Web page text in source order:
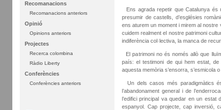
Recomanacions
Recomanacions anteriors
Opinió
Opinions anteriors
Projectes
Recerca colombina
Ràdio Liberty
Conferències
Conferències anteriors
Ens agrada repetir que Catalunya és
presumir de castells, d’esglésies
ens aturem un moment i mirem al
cuidem realment el nostre patrimoni
indiferència col·lectiva, la manca de
El patrimoni no és només allò que
país: el testimoni de qui hem estat,
aquesta memòria s’ensorra, s’esmicola
Un dels casos més paradigmàtics
l’abandonament general i de
l’edifici principal va quedar en un estat
espanyol. Cap projecte, cap inversió,